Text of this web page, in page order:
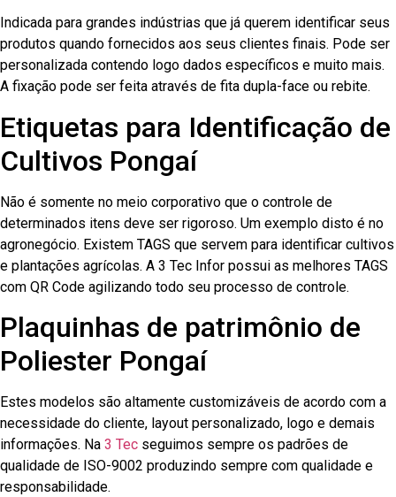
Indicada para grandes indústrias que já querem identificar seus
produtos quando fornecidos aos seus clientes finais. Pode ser
personalizada contendo logo dados específicos e muito mais.
A fixação pode ser feita através de fita dupla-face ou rebite.
Etiquetas para Identificação de
Cultivos Pongaí
Não é somente no meio corporativo que o controle de
determinados itens deve ser rigoroso. Um exemplo disto é no
agronegócio. Existem TAGS que servem para identificar cultivos
e plantações agrícolas. A 3 Tec Infor possui as melhores TAGS
com QR Code agilizando todo seu processo de controle.
Plaquinhas de patrimônio de
Poliester Pongaí
Estes modelos são altamente customizáveis de acordo com a
necessidade do cliente, layout personalizado, logo e demais
informações. Na 3 Tec seguimos sempre os padrões de
qualidade de ISO-9002 produzindo sempre com qualidade e
responsabilidade.